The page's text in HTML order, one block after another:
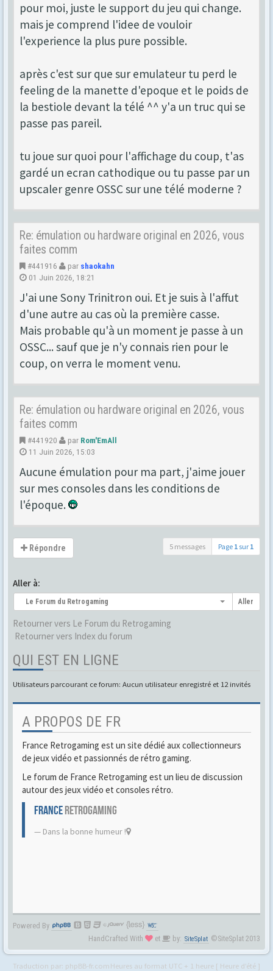
pour moi, juste le support du jeu qui change.
mais je comprend l'idee de vouloir
l'experience la plus pure possible.
après c'est sur que sur emulateur tu perd le
feeling de la manette d'epoque et le poids de
la bestiole devant la télé ^^ y'a un truc qui se
passe pas pareil.
tu joue sur quoi pour l'affichage du coup, t'as
gardé un ecran cathodique ou tu passe par un
upscaler genre OSSC sur une télé moderne ?
Re: émulation ou hardware original en 2026, vous
faites comm
#441916 par shaokahn
01 Juin 2026, 18:21
J'ai une Sony Trinitron oui. Et je suis à l'affut
d'une autre au cas où la première casse.
Mais probable qu'à un moment je passe à un
OSSC... sauf que je n'y connais rien pour le
coup, on verra le moment venu.
Re: émulation ou hardware original en 2026, vous
faites comm
#441920 par Rom'EmAll
11 Juin 2026, 15:03
Aucune émulation pour ma part, j'aime jouer
sur mes consoles dans les conditions de
l'époque.
Répondre 5 messages Page 1 sur 1
Aller à:
Le Forum du Retrogaming Aller
Retourner vers Le Forum du Retrogaming
Retourner vers Index du forum
QUI EST EN LIGNE
Utilisateurs parcourant ce forum: Aucun utilisateur enregistré et 12 invités
A PROPOS DE FR
France Retrogaming est un site dédié aux collectionneurs
de jeux vidéo et passionnés de rétro gaming.
Le forum de France Retrogaming est un lieu de discussion
autour des jeux vidéo et consoles rétro.
FRANCERETROGAMING
Dans la bonne humeur !
Powered By
HandCrafted With
et by: SiteSplat ©SiteSplat 2013
Traduction par: phpBB-fr.comHeures au format UTC + 1 heure [ Heure d’été ]